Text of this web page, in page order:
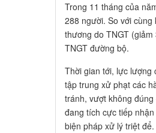
Trong 11 tháng của
288 người. So với
thương do TNGT
TNGT đường bộ.
Thời gian tới, lực lượng
tập trung xử phạt các
tránh, vượt không
đang tích cực tiếp
biện pháp xử lý triệt